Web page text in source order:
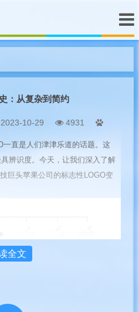
：从复杂到简约
2023-10-29 4931
一直是人们津津乐道的话题。这
辨识度。今天，让我们深入了解
巨头苹果公司的标志性LOGO变
由罗·韦恩（Ron Wayne）绘
全文